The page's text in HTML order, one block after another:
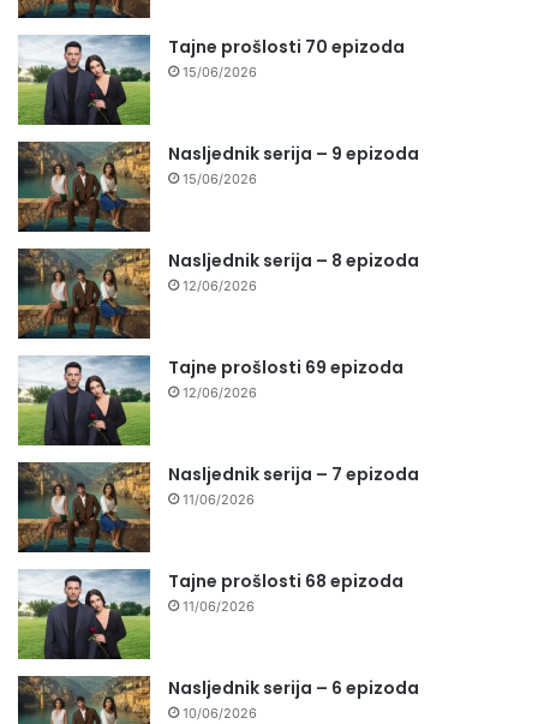
Tajne prošlosti 70 epizoda
15/06/2026
Nasljednik serija – 9 epizoda
15/06/2026
Nasljednik serija – 8 epizoda
12/06/2026
Tajne prošlosti 69 epizoda
12/06/2026
Nasljednik serija – 7 epizoda
11/06/2026
Tajne prošlosti 68 epizoda
11/06/2026
Nasljednik serija – 6 epizoda
10/06/2026